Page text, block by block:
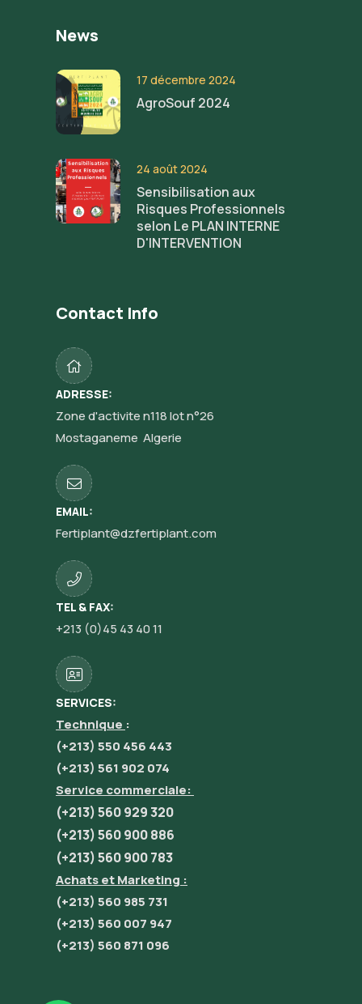
News
17 décembre 2024
AgroSouf 2024
24 août 2024
Sensibilisation aux
Risques Professionnels
selon Le PLAN INTERNE
D'INTERVENTION
Contact Info
ADRESSE:
Zone d'activite n118 lot n°26
Mostaganeme Algerie
EMAIL:
Fertiplant@dzfertiplant.com
TEL & FAX:
+213 (0)45 43 40 11
SERVICES:
Technique :
(+213) 550 456 443
(+213) 561 902 074
Service commerciale:
(+213) 560 929 320
(+213) 560 900 886
(+213) 560 900 783
Achats et Marketing :
(+213) 560 985 731
(+213) 560 007 947
(+213) 560 871 096